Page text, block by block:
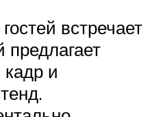
встречает
и